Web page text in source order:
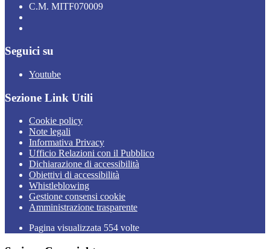
C.M. MITF070009
Seguici su
Youtube
Sezione Link Utili
Cookie policy
Note legali
Informativa Privacy
Ufficio Relazioni con il Pubblico
Dichiarazione di accessibilità
Obiettivi di accessibilità
Whistleblowing
Gestione consensi cookie
Amministrazione trasparente
Pagina visualizzata 554 volte